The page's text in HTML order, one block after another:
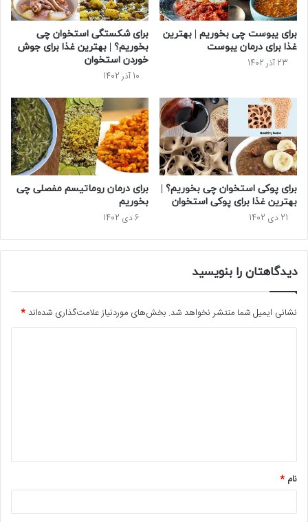
برای یبوست چی بخوریم | بهترین
غذا برای درمان یبوست
23 آذر 1402
برای شکستگی استخوان چی
بخوریم؟ | بهترین غذا برای جوش
خوردن استخوان
10 آذر 1402
برای پوکی استخوان چی بخوریم؟ |
بهترین غذا برای پوکی استخوان
21 دی 1402
برای درمان روماتیسم مفصلی چی
بخوریم
6 دی 1402
دیدگاهتان را بنویسید
نشانی ایمیل شما منتشر نخواهد شد. بخش‌های موردنیاز علامت‌گذاری شده‌اند*
*
نام *